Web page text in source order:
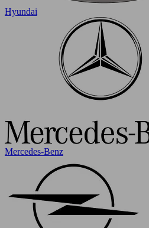
Hyundai
Mercedes-Benz